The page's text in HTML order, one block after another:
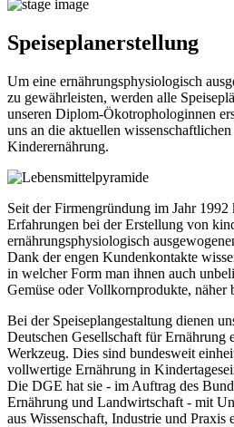
Speiseplanerstellung
Um eine ernährungsphysiologisch
zu gewährleisten, werden alle
unseren Diplom-Ökotrophologinnen
uns an die aktuellen wissenschaftlichen
Kinderernährung.
Seit derFirmengründung im Jahr1992
Erfahrungen bei derErstellung von
ernährungsphysiologisch
Dank derengen Kundenkontakte
in welcherForm man ihnen auch
Gemüse oderVollkornprodukte, näher
Bei der Speiseplangestaltung dienen
Deutschen Gesellschaft für Ernährung
Werkzeug. Dies sind bundesweit
vollwertige Ernährung in
Die DGE hat sie - im Auftrag des
Ernährung und Landwirtschaft - mit
aus Wissenschaft, Industrie und Praxis